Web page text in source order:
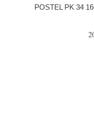
POSTEL PK 34